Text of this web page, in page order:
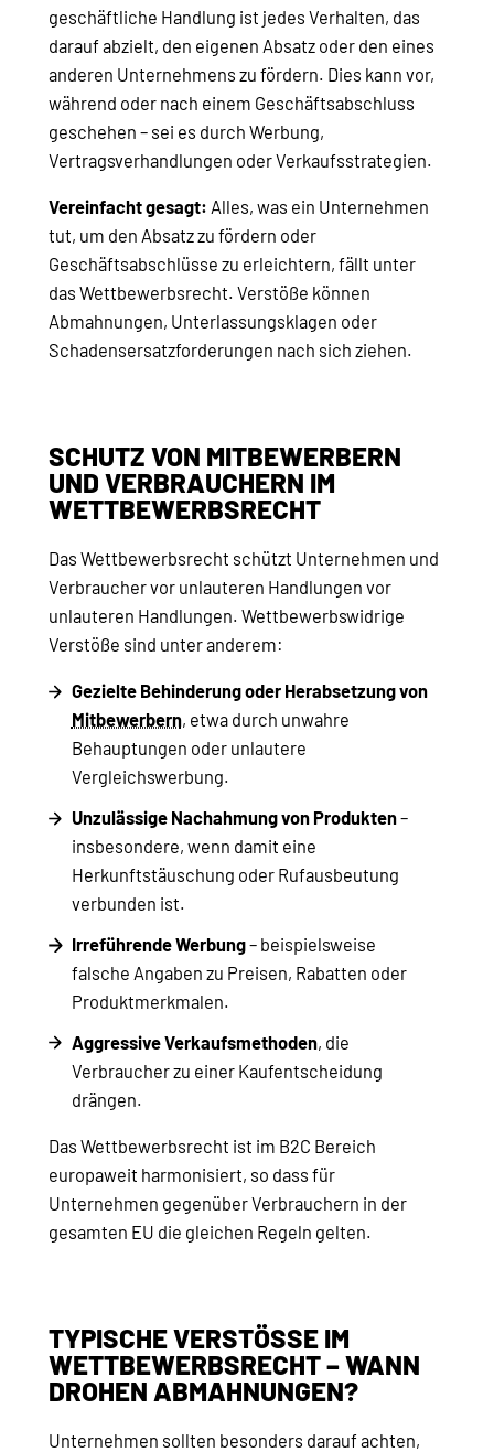
geschäftliche Handlung ist jedes Verhalten, das
darauf abzielt, den eigenen Absatz oder den eines
anderen Unternehmens zu fördern. Dies kann vor,
während oder nach einem Geschäftsabschluss
geschehen – sei es durch Werbung,
Vertragsverhandlungen oder Verkaufsstrategien.
Vereinfacht gesagt: Alles, was ein Unternehmen
tut, um den Absatz zu fördern oder
Geschäftsabschlüsse zu erleichtern, fällt unter
das Wettbewerbsrecht. Verstöße können
Abmahnungen, Unterlassungsklagen oder
Schadensersatzforderungen nach sich ziehen.
SCHUTZ VON MITBEWERBERN
UND VERBRAUCHERN IM
WETTBEWERBSRECHT
Das Wettbewerbsrecht schützt Unternehmen und
Verbraucher vor unlauteren Handlungen vor
unlauteren Handlungen. Wettbewerbswidrige
Verstöße sind unter anderem:
Gezielte Behinderung oder Herabsetzung von
Mitbewerbern, etwa durch unwahre
Behauptungen oder unlautere
Vergleichswerbung.
Unzulässige Nachahmung von Produkten–
insbesondere, wenn damit eine
Herkunftstäuschung oder Rufausbeutung
verbunden ist.
Irreführende Werbung– beispielsweise
falsche Angaben zu Preisen, Rabatten oder
Produktmerkmalen.
Aggressive Verkaufsmethoden, die
Verbraucher zu einer Kaufentscheidung
drängen.
Das Wettbewerbsrecht ist im B2C Bereich
europaweit harmonisiert, so dass für
Unternehmen gegenüber Verbrauchern in der
gesamten EU die gleichen Regeln gelten.
TYPISCHE VERSTÖSSE IM W
ETTBEWERBSRECHT – WANN D
ROHEN ABMAHNUNGEN?
Unternehmen sollten besonders darauf achten,